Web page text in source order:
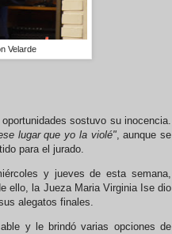
Velarde
sostuvo su inocencia.
lugar que yo la violé", aunque se
para el jurado.
y jueves de esta semana,
ello, la Jueza Maria Virginia Ise dio
alegatos finales.
y le brindó varias opciones de